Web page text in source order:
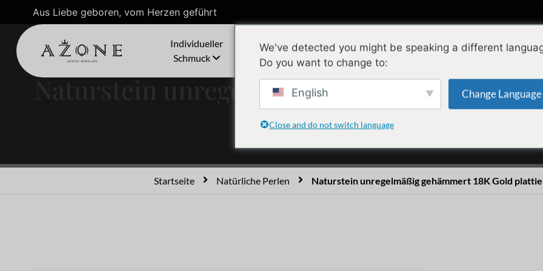
Aus Liebe geboren, vom Herzen geführt
Individueller
Schmuck
Sammlungen Gestaltung Qualität
Naturstein unregelmäßig gehämmert 18K
Hoop-Ohrringe
Startseite Natürliche Perlen Naturstein unregelmäßig gehämmert 18K Gold
We've detected you might be speaking a different
Do you want to change to:
English Change Language
Close and do not switch language